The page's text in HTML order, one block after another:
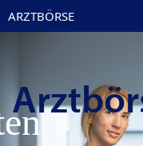
ARZTBÖRSE